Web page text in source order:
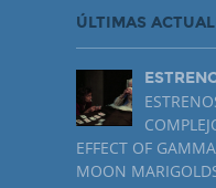
ÚLTIMAS
EFFECT OF
MOON